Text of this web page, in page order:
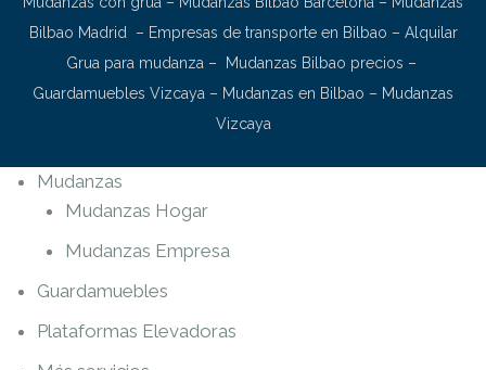
Bilbao Madrid – Empresas de transporte en Bilbao – Alquilar
Grua para mudanza – Mudanzas Bilbao precios –
Guardamuebles Vizcaya – Mudanzas en Bilbao – Mudanzas
Vizcaya
Mudanzas
Mudanzas Hogar
Mudanzas Empresa
Guardamuebles
Plataformas Elevadoras